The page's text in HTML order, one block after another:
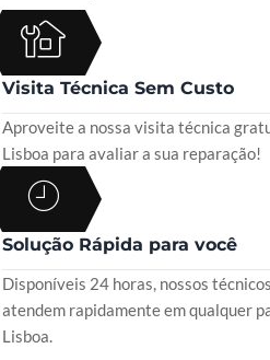
Visita Técnica Sem Custo
Aproveite a nossa visita técnica
Lisboa para avaliar a sua reparação!
Solução Rápida para você
Disponíveis 24 horas, nossos técnicos
atendem rapidamente em qualquer
Lisboa.